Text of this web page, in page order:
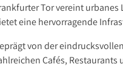
Tor vereint
eine hervorragende
von der
Cafés,